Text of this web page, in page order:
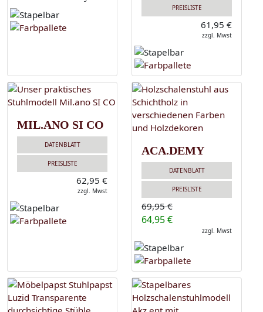
PREISLISTE
61,95 €
zzgl. Mwst
MIL.ANO SI CO
DATENBLATT
PREISLISTE
62,95 €
zzgl. Mwst
ACA.DEMY
DATENBLATT
PREISLISTE
69,95 €
64,95 €
zzgl. Mwst